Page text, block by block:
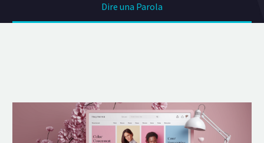
Dire una Parola